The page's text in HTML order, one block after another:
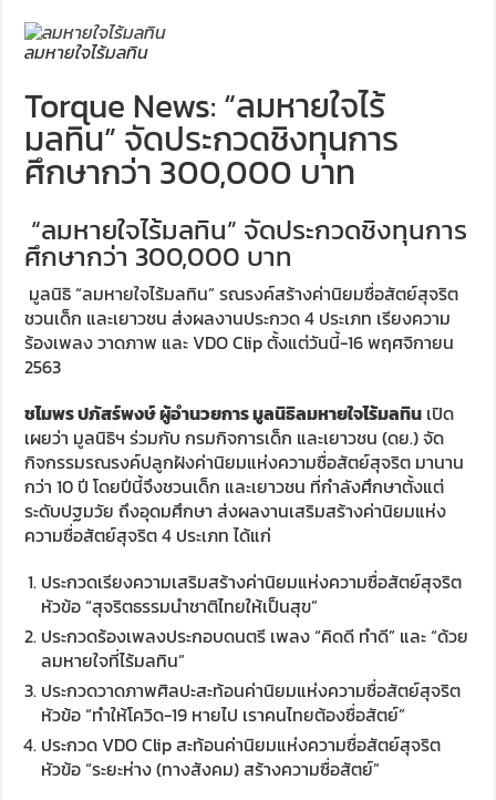
ลมหายใจไร้มลทิน
Torque News: “ลมหายใจไร้
มลทิน” จัดประกวดชิงทุนการ
ศึกษากว่า 300,000 บาท
“ลมหายใจไร้มลทิน” จัดประกวดชิงทุนการ
ศึกษากว่า 300,000 บาท
มูลนิธิ “ลมหายใจไร้มลทิน” รณรงค์สร้างค่านิยมซื่อสัตย์สุจริต
ชวนเด็ก และเยาวชน ส่งผลงานประกวด 4 ประเภท เรียงความ
ร้องเพลง วาดภาพ และ VDO Clip ตั้งแต่วันนี้-16 พฤศจิกายน
2563
ชไมพร ปภัสร์พงษ์ ผู้อำนวยการ มูลนิธิลมหายใจไร้มลทิน เปิด
เผยว่า มูลนิธิฯ ร่วมกับ กรมกิจการเด็ก และเยาวชน (ดย.) จัด
กิจกรรมรณรงค์ปลูกฝังค่านิยมแห่งความซื่อสัตย์สุจริต มานาน
กว่า 10 ปี โดยปีนี้จึงชวนเด็ก และเยาวชน ที่กำลังศึกษาตั้งแต่
ระดับปฐมวัย ถึงอุดมศึกษา ส่งผลงานเสริมสร้างค่านิยมแห่ง
ความซื่อสัตย์สุจริต 4 ประเภท ได้แก่
ประกวดเรียงความเสริมสร้างค่านิยมแห่งความซื่อสัตย์สุจริต
หัวข้อ “สุจริตธรรมนำชาติไทยให้เป็นสุข”
ประกวดร้องเพลงประกอบดนตรี เพลง “คิดดี ทำดี” และ “ด้วย
ลมหายใจที่ไร้มลทิน”
ประกวดวาดภาพศิลปะสะท้อนค่านิยมแห่งความซื่อสัตย์สุจริต
หัวข้อ “ทำให้โควิด-19 หายไป เราคนไทยต้องซื่อสัตย์”
ประกวด VDO Clip สะท้อนค่านิยมแห่งความซื่อสัตย์สุจริต
หัวข้อ “ระยะห่าง (ทางสังคม) สร้างความซื่อสัตย์”